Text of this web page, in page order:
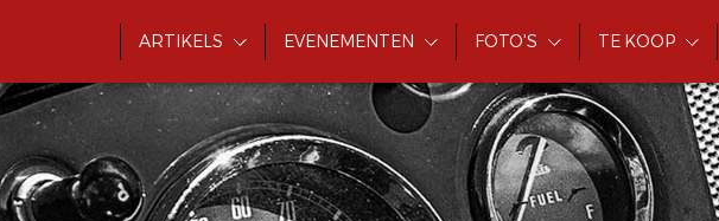
ARTIKELS EVENEMENTEN FOTO'S TE KOOP